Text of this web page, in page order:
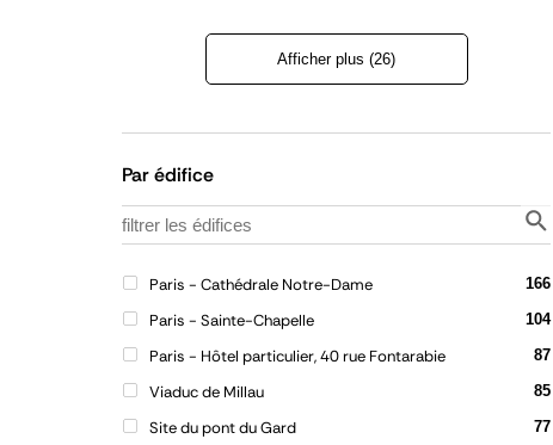
Afficher plus (26)
la
Par édifice
Paris - Cathédrale Notre-Dame 166
Paris - Sainte-Chapelle 104
Paris - Hôtel particulier, 40 rue Fontarabie 87
Viaduc de Millau 85
Site du pont du Gard 77